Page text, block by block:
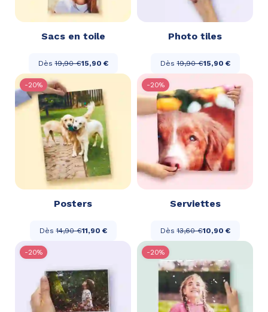
Sacs en toile
Dès19,90 €15,90 €
Photo tiles
Dès19,90 €15,90 €
-20%
Posters
Dès14,90 €11,90 €
-20%
Serviettes
Dès13,60 €10,90 €
-20% -20%